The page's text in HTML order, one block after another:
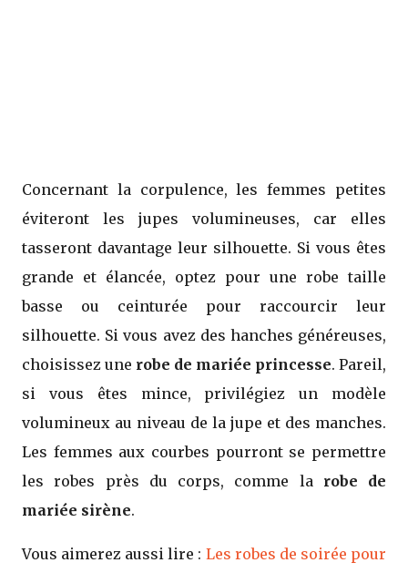
Concernant la corpulence, les femmes petites
éviteront les jupes volumineuses, car elles
tasseront davantage leur silhouette. Si vous êtes
grande et élancée, optez pour une robe taille
basse ou ceinturée pour raccourcir leur
silhouette. Si vous avez des hanches généreuses,
choisissez une robe de mariée princesse. Pareil,
si vous êtes mince, privilégiez un modèle
volumineux au niveau de la jupe et des manches.
Les femmes aux courbes pourront se permettre
les robes près du corps, comme la robe de
mariée sirène.
Vous aimerez aussi lire : Les robes de soirée pour